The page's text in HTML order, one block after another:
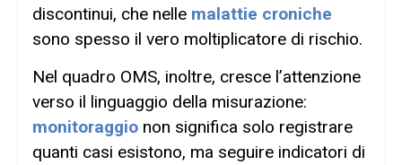
discontinui, che nelle malattie croniche
sono spesso il vero moltiplicatore di rischio.
Nel quadro OMS, inoltre, cresce l’attenzione
verso il linguaggio della misurazione:
monitoraggio non significa solo registrare
quanti casi esistono, ma seguire indicatori di